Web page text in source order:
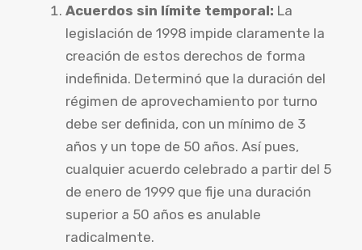
Acuerdos sin límite temporal: La
legislación de 1998 impide claramente la
creación de estos derechos de forma
indefinida. Determinó que la duración del
régimen de aprovechamiento por turno
debe ser definida, con un mínimo de 3
años y un tope de 50 años. Así pues,
cualquier acuerdo celebrado a partir del 5
de enero de 1999 que fije una duración
superior a 50 años es anulable
radicalmente.